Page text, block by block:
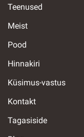
Teenused
Meist
Pood
Hinnakiri
Küsimus-vastus
Kontakt
Tagasiside